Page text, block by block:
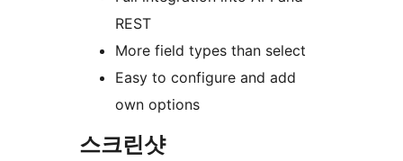
REST
More field types than select
Easy to configure and add
own options
스크린샷